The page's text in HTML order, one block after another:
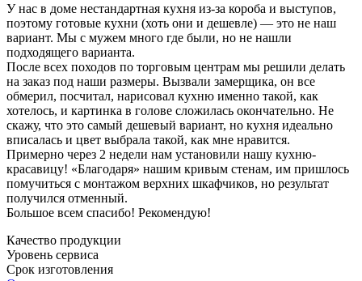
У нас в доме нестандартная кухня из-за короба и выступов,
поэтому готовые кухни (хоть они и дешевле) — это не наш
вариант. Мы с мужем много где были, но не нашли
подходящего варианта.
После всех походов по торговым центрам мы решили делать
на заказ под наши размеры. Вызвали замерщика, он все
обмерил, посчитал, нарисовал кухню именно такой, как
хотелось, и картинка в голове сложилась окончательно. Не
скажу, что это самый дешевый вариант, но кухня идеально
вписалась и цвет выбрала такой, как мне нравится.
Примерно через 2 недели нам установили нашу кухню-
красавицу! «Благодаря» нашим кривым стенам, им пришлось
помучиться с монтажом верхних шкафчиков, но результат
получился отменный.
Большое всем спасибо! Рекомендую!
Качество продукции
Уровень сервиса
Срок изготовления